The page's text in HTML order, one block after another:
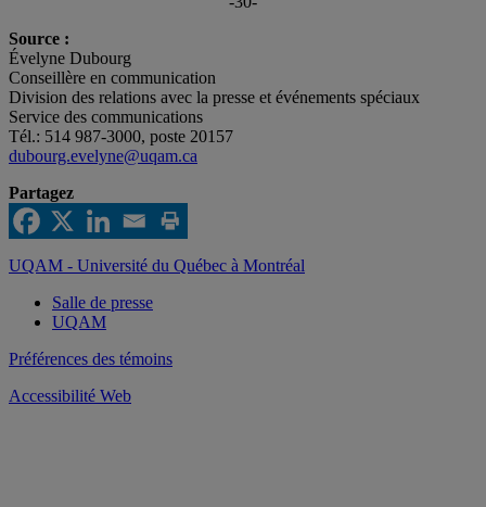
Source :
Évelyne Dubourg
Conseillère en communication
Division des relations avec la presse et événements spéciaux
Service des communications
Tél.: 514 987-3000, poste 20157
dubourg.evelyne@uqam.ca
Partagez
UQAM - Université du Québec à Montréal
Salle de presse
UQAM
Préférences des témoins
Accessibilité Web